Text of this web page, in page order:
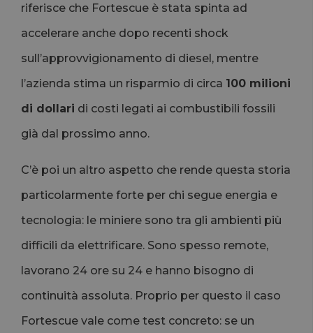
riferisce che Fortescue è stata spinta ad
accelerare anche dopo recenti shock
sull’approvvigionamento di diesel, mentre
l’azienda stima un risparmio di circa 100 milioni
di dollari di costi legati ai combustibili fossili
già dal prossimo anno.
C’è poi un altro aspetto che rende questa storia
particolarmente forte per chi segue energia e
tecnologia: le miniere sono tra gli ambienti più
difficili da elettrificare. Sono spesso remote,
lavorano 24 ore su 24 e hanno bisogno di
continuità assoluta. Proprio per questo il caso
Fortescue vale come test concreto: se un